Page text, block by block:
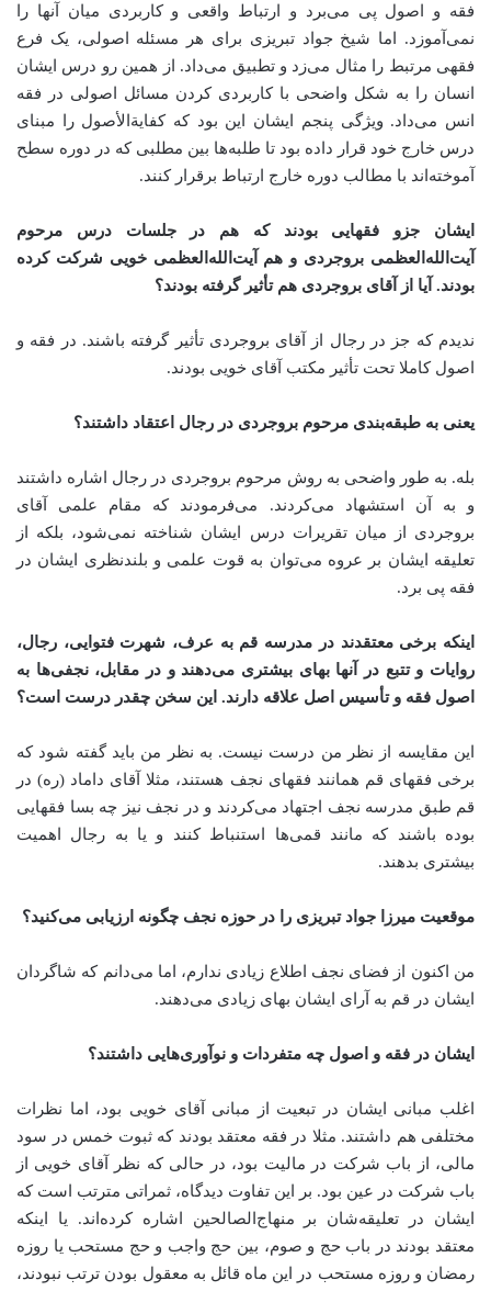
فقه و اصول پی می‌برد و ارتباط واقعی و کاربردی میان آنها را
نمی‌آموزد. اما شیخ جواد تبریزی برای هر مسئله اصولی، یک فرع
فقهی مرتبط را مثال می‌زد و تطبیق می‌داد. از همین رو درس ایشان
انسان را به شکل واضحی با کاربردی کردن مسائل اصولی در فقه
انس می‌داد. ویژگی پنجم ایشان این بود که کفایة‌الأصول را مبنای
درس خارج خود قرار داده بود تا طلبه‌ها بین مطلبی که در دوره سطح
آموخته‌اند با مطالب دوره خارج ارتباط برقرار کنند.
ایشان جزو فقهایی بودند که هم در جلسات درس مرحوم
آیت‌الله‌العظمی بروجردی و هم آیت‌الله‌العظمی خویی شرکت کرده
بودند. آیا از آقای بروجردی هم تأثیر گرفته بودند؟
ندیدم که جز در رجال از آقای بروجردی تأثیر گرفته باشند. در فقه و
اصول کاملا تحت تأثیر مکتب آقای خویی بودند.
یعنی به طبقه‌بندی مرحوم بروجردی در رجال اعتقاد داشتند؟
بله. به طور واضحی به روش مرحوم بروجردی در رجال اشاره داشتند
و به آن استشهاد می‌کردند. می‌فرمودند که مقام علمی آقای
بروجردی از میان تقریرات درس ایشان شناخته نمی‌شود، بلکه از
تعلیقه ایشان بر عروه می‌توان به قوت علمی و بلندنظری ایشان در
فقه پی برد.
اینکه برخی معتقدند در مدرسه قم به عرف، شهرت فتوایی، رجال،
روایات و تتبع در آنها بهای بیشتری می‌دهند و در مقابل، نجفی‌ها به
اصول فقه و تأسیس اصل علاقه دارند. این سخن چقدر درست است؟
این مقایسه از نظر من درست نیست. به نظر من باید گفته شود که
برخی فقهای قم همانند فقهای نجف هستند، مثلا آقای داماد (ره) در
قم طبق مدرسه نجف اجتهاد می‌کردند و در نجف نیز چه بسا فقهایی
بوده باشند که مانند قمی‌ها استنباط کنند و یا به رجال اهمیت
بیشتری بدهند.
موقعیت میرزا جواد تبریزی را در حوزه نجف چگونه ارزیابی می‌کنید؟
من اکنون از فضای نجف اطلاع زیادی ندارم، اما می‌دانم که شاگردان
ایشان در قم به آرای ایشان بهای زیادی می‌دهند.
ایشان در فقه و اصول چه متفردات و نوآوری‌هایی داشتند؟
اغلب مبانی ایشان در تبعیت از مبانی آقای خویی بود، اما نظرات
مختلفی هم داشتند. مثلا در فقه معتقد بودند که ثبوت خمس در سود
مالی، از باب شرکت در مالیت بود، در حالی که نظر آقای خویی از
باب شرکت در عین بود. بر این تفاوت دیدگاه، ثمراتی مترتب است که
ایشان در تعلیقه‌شان بر منهاج‌الصالحین اشاره کرده‌اند. یا اینکه
معتقد بودند در باب حج و صوم، بین حج واجب و حج مستحب یا روزه
رمضان و روزه مستحب در این ماه قائل به معقول بودن ترتب نبودند،